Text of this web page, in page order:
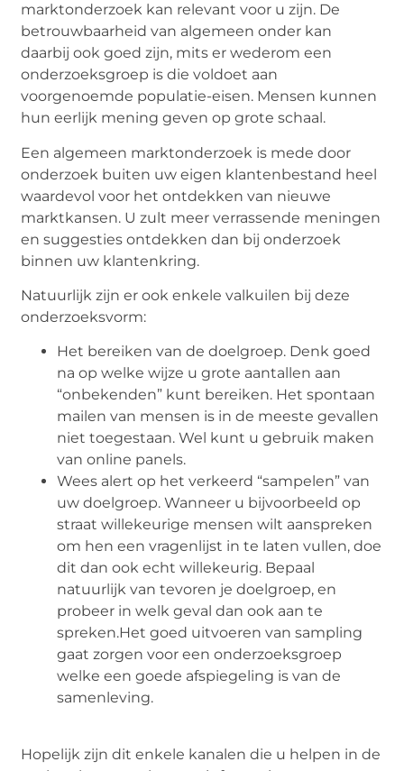
marktonderzoek kan relevant voor u zijn. De
betrouwbaarheid van algemeen onder kan
daarbij ook goed zijn, mits er wederom een
onderzoeksgroep is die voldoet aan
voorgenoemde populatie-eisen. Mensen kunnen
hun eerlijk mening geven op grote schaal.
Een algemeen marktonderzoek is mede door
onderzoek buiten uw eigen klantenbestand heel
waardevol voor het ontdekken van nieuwe
marktkansen. U zult meer verrassende meningen
en suggesties ontdekken dan bij onderzoek
binnen uw klantenkring.
Natuurlijk zijn er ook enkele valkuilen bij deze
onderzoeksvorm:
Het bereiken van de doelgroep. Denk goed
na op welke wijze u grote aantallen aan
“onbekenden” kunt bereiken. Het spontaan
mailen van mensen is in de meeste gevallen
niet toegestaan. Wel kunt u gebruik maken
van online panels.
Wees alert op het verkeerd “sampelen” van
uw doelgroep. Wanneer u bijvoorbeeld op
straat willekeurige mensen wilt aanspreken
om hen een vragenlijst in te laten vullen, doe
dit dan ook echt willekeurig. Bepaal
natuurlijk van tevoren je doelgroep, en
probeer in welk geval dan ook aan te
spreken.Het goed uitvoeren van sampling
gaat zorgen voor een onderzoeksgroep
welke een goede afspiegeling is van de
samenleving.
Hopelijk zijn dit enkele kanalen die u helpen in de